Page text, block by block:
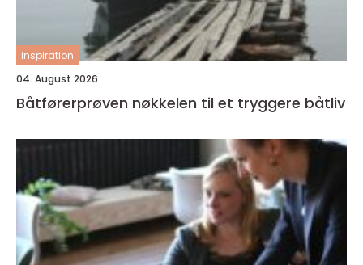
inspiration
04. August 2026
Båtførerprøven nøkkelen til et tryggere båtliv